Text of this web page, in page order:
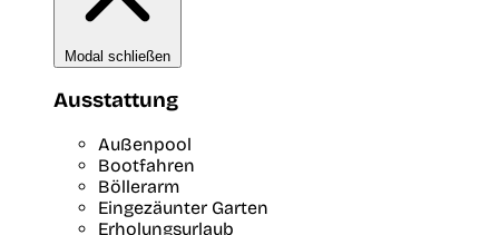
Modal schließen
Ausstattung
Außenpool
Bootfahren
Böllerarm
Eingezäunter Garten
Erholungsurlaub